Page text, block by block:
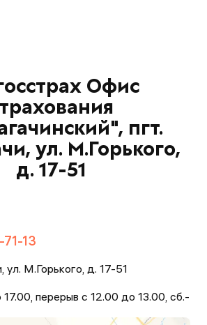
Офис
пгт.
ул. М.Горького,
д. 17-51
13
ул. М.Горького, д. 17-51
перерыв с 12.00 до 13.00, сб.-